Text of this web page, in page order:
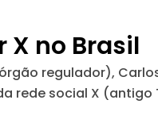
X no Brasil
regulador),
rede social X (antigo